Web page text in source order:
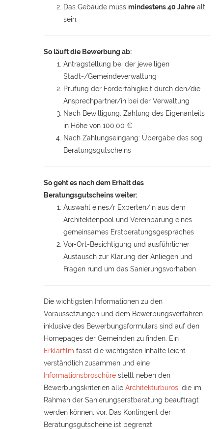
Das Gebäude muss mindestens 40 Jahrealt
sein.
So läuft dieBewerbung ab:
Antragstellung bei der jeweiligen
Stadt-/Gemeindeverwaltung
Prüfung der Förderfähigkeit durch den/die
Ansprechpartner/in bei der Verwaltung
Nach Bewilligung: Zahlung des Eigenanteils
in Höhe von 100,00 €
Nach Zahlungseingang: Übergabe des sog.
Beratungsgutscheins
So geht es nach dem Erhalt des
Beratungsgutscheins weiter:
Auswahl eines/r Experten/in aus dem
Architektenpool und Vereinbarung eines
gemeinsames Erstberatungsgespräches
Vor-Ort-Besichtigung und ausführlicher
Austausch zur Klärung der Anliegen und
Fragen rund um das Sanierungsvorhaben
Die wichtigsten Informationen zu den
Voraussetzungen und dem Bewerbungsverfahren
inklusive des Bewerbungsformulars sind auf den
Homepages der Gemeinden zu finden. Ein
Erklärfilm fasst die wichtigsten Inhalte leicht
verständlich zusammen und eine
Informationsbroschürestellt neben den
Bewerbungskriterien alle Architekturbüros, die im
Rahmen der Sanierungserstberatung beauftragt
werden können, vor. Das Kontingent der
Beratungsgutscheine ist begrenzt.